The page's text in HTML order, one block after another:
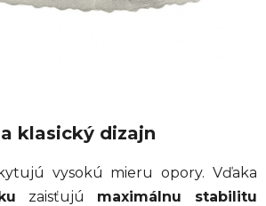
klasický dizajn
vysokú mieru opory. Vďaka
zaisťujú maximálnu stabilitu